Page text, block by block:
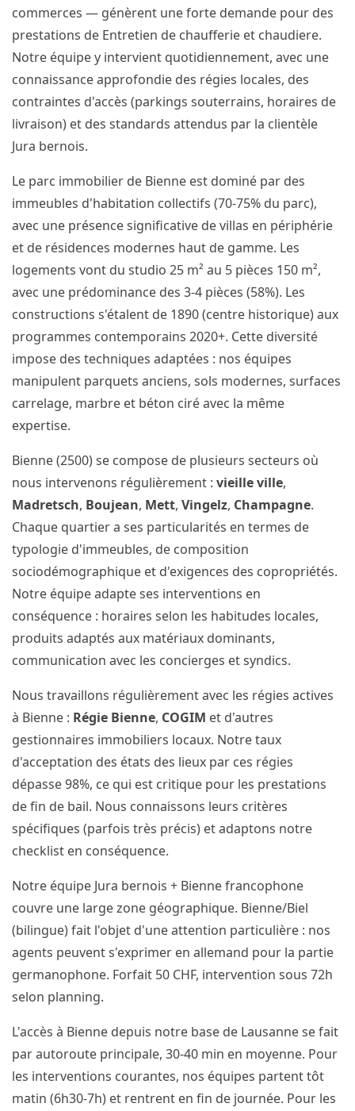
commerces — génèrent une forte demande pour des
prestations de Entretien de chaufferie et chaudiere.
Notre équipe y intervient quotidiennement, avec une
connaissance approfondie des régies locales, des
contraintes d'accès (parkings souterrains, horaires de
livraison) et des standards attendus par la clientèle
Jura bernois.
Le parc immobilier de Bienne est dominé par des
immeubles d'habitation collectifs (70-75% du parc),
avec une présence significative de villas en périphérie
et de résidences modernes haut de gamme. Les
logements vont du studio 25 m² au 5 pièces 150 m²,
avec une prédominance des 3-4 pièces (58%). Les
constructions s'étalent de 1890 (centre historique) aux
programmes contemporains 2020+. Cette diversité
impose des techniques adaptées : nos équipes
manipulent parquets anciens, sols modernes, surfaces
carrelage, marbre et béton ciré avec la même
expertise.
Bienne (2500) se compose de plusieurs secteurs où
nous intervenons régulièrement : vieille ville,
Madretsch, Boujean, Mett, Vingelz, Champagne.
Chaque quartier a ses particularités en termes de
typologie d'immeubles, de composition
sociodémographique et d'exigences des copropriétés.
Notre équipe adapte ses interventions en
conséquence : horaires selon les habitudes locales,
produits adaptés aux matériaux dominants,
communication avec les concierges et syndics.
Nous travaillons régulièrement avec les régies actives
à Bienne : Régie Bienne, COGIM et d'autres
gestionnaires immobiliers locaux. Notre taux
d'acceptation des états des lieux par ces régies
dépasse 98%, ce qui est critique pour les prestations
de fin de bail. Nous connaissons leurs critères
spécifiques (parfois très précis) et adaptons notre
checklist en conséquence.
Notre équipe Jura bernois + Bienne francophone
couvre une large zone géographique. Bienne/Biel
(bilingue) fait l'objet d'une attention particulière : nos
agents peuvent s'exprimer en allemand pour la partie
germanophone. Forfait 50 CHF, intervention sous 72h
selon planning.
L'accès à Bienne depuis notre base de Lausanne se fait
par autoroute principale, 30-40 min en moyenne. Pour
les interventions courantes, nos équipes partent tôt
matin (6h30-7h) et rentrent en fin de journée. Pour les